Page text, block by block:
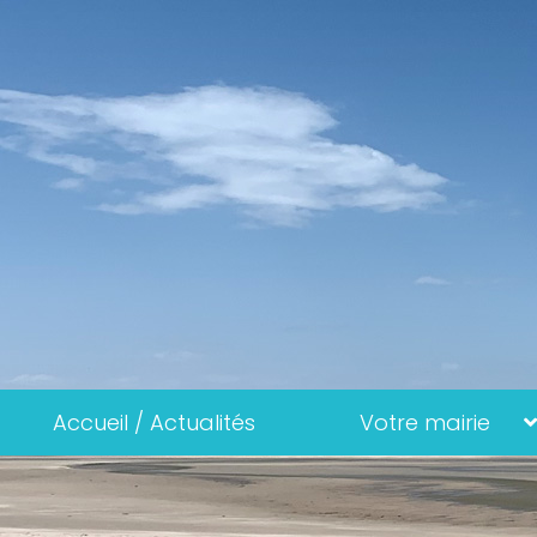
Accueil / Actualités Votre mairie